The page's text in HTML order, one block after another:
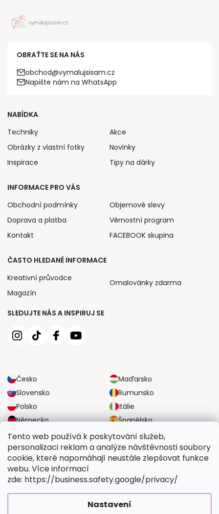
Tento web používá k poskytování služeb,
personalizaci reklam a analýze návštěvnosti soubory
cookie, které napomáhají neustále zlepšovat funkce
webu. Více informací
zde: https://business.safety.google/privacy/
Nastavení
OBRAŤTE SE NA NÁS
obchod@vymalujsisam.cz
Napište nám na WhatsApp
SLEDUJTE NÁS A INSPIRUJ SE
Česko
Maďarsko
Slovensko
Rumunsko
Polsko
Itálie
Německo
Španělsko
Velká Británie
Rakousko
NABÍDKA
Techniky
Obrázky z vlastní fotky
Inspirace
Akce
Novinky
Tipy na dárky
INFORMACE PRO VÁS
Obchodní podmínky
Doprava a platba
Kontakt
Objemové slevy
Věrnostní program
FACEBOOK skupina
ČASTO HLEDANÉ INFORMACE
Kreativní průvodce
Magazín
Omalovánky zdarma
SPOLEHLIVÉ MOŽNOSTI DOPRAVY
BEZPEČNÉ MOŽNOSTI PLATBY